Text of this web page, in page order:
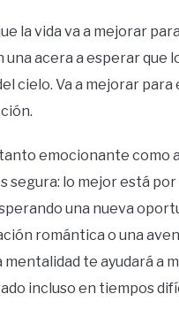
la vida va a mejorar
una acera a esperar que
cielo. Va a mejorar para
emocionante como
segura: lo mejor está por
una nueva
romántica o una
te ayudará a
incluso en tiempos